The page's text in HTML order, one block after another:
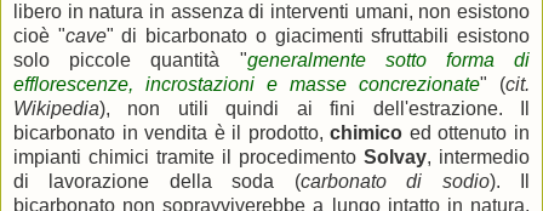
libero in natura in assenza di interventi umani, non esistono
cioè "cave" di bicarbonato o giacimenti sfruttabili esistono
solo piccole quantità "generalmente sotto forma di
efflorescenze, incrostazioni e masse concrezionate" (cit.
Wikipedia), non utili quindi ai fini dell'estrazione. Il
bicarbonato in vendita è il prodotto,chimico ed ottenuto in
impianti chimici tramite il procedimento Solvay, intermedio
di lavorazione della soda (carbonato di sodio). Il
bicarbonato non sopravviverebbe a lungo intatto in natura,